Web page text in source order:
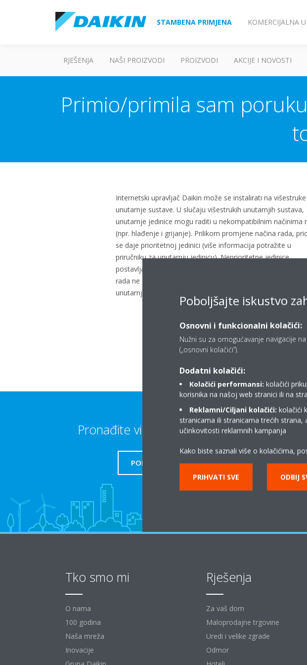
STAMBENA PRIMJENA KOMERCIJALNA
RJEŠENJA NAŠI PROIZVODI PROIZVODI AKCIJE I NOVOSTI
Primio/primila sam
Internetski upravljač Daikin može se instalirati na višestruke
unutarnje sustave. U slučaju višestrukih unutarnjih sustava,
unutarnje jedinice mogu raditi u nekompatibilnim načinima
(npr. hlađenje i grijanje). Prilikom promjene načina rada,
se daje prioritetnoj jedinici (više informacija potražite u
priručniku za unutarnju jedinicu). Neprioritetne jedinice
postavljaju se u stanje mirovanja u slučaju da odabrani način
rada ne odgovara odabranom načinu rada na prioritetnoj
unutarnjoj jedinici.
Pronađite više informacija
PODRŠKA
Tko smo mi
O nama
100 godina
Naša mreža
Inovacije
Rješenja
Za vaš dom
Maloprodajne trgovine
Uredi i velike zgrade
Odmor
Poboljšajte iskustvo
Osnovni i funkcionalni kolačići:
Nužni su za omogućavanje navigacije
(„osnovni kolačići”).
Dodatni kolačići:
Kolačići performansi: kolačići
korisnika na našoj web stranici ili na
Reklamni/Ciljani kolačići: kolačići
stranicama ili stranicama trećih strana,
učinkovitosti reklamnih kampanja
Kako biste saznali više o kolačićima,
PRIHVATI SVE ODBIJ